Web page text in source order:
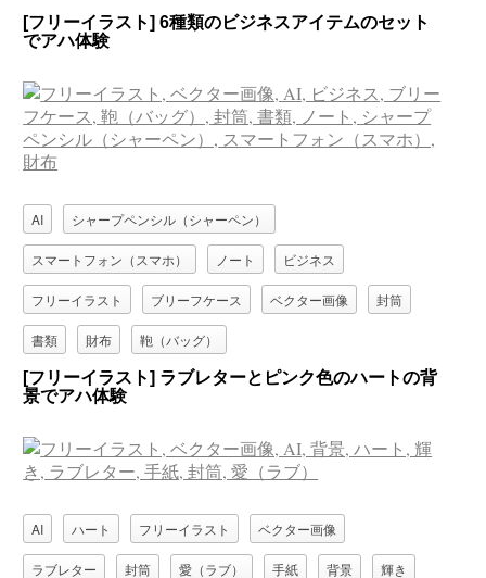
[フリーイラスト] 6種類のビジネスアイテムのセット
でアハ体験
AI シャープペンシル（シャーペン）
スマートフォン（スマホ） ノート ビジネス
フリーイラスト ブリーフケース ベクター画像 封筒
書類 財布 鞄（バッグ）
[フリーイラスト] ラブレターとピンク色のハートの背
景でアハ体験
AI ハート フリーイラスト ベクター画像
ラブレター 封筒 愛（ラブ） 手紙 背景 輝き